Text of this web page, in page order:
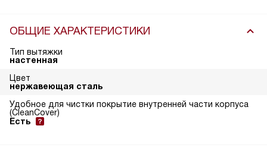
ОБЩИЕ ХАРАКТЕРИСТИКИ
Тип вытяжки
настенная
Цвет
нержавеющая сталь
Удобное для чистки покрытие внутренней части корпуса
(CleanCover)
Есть